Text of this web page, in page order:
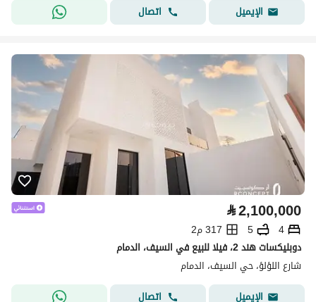
الإيميل
اتصال
⃁2,100,000
4
5
317 م2
دوبليكسات هند 2، فيلا للبيع في السيف، الدمام
شارع اللؤلؤ، حي السيف، الدمام
الإيميل
اتصال